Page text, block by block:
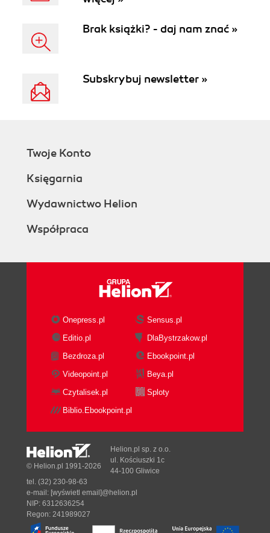
Brak książki? - daj nam znać »
Subskrybuj newsletter »
Twoje Konto
Księgarnia
Wydawnictwo Helion
Współpraca
Onepress.pl
Sensus.pl
Editio.pl
DlaBystrzakow.pl
Bezdroza.pl
Ebookpoint.pl
Videopoint.pl
Beya.pl
Czytalisek.pl
Sploty
Biblio.Ebookpoint.pl
© Helion.pl 1991-2026
Helion.pl sp. z o.o.
ul. Kościuszki 1c
44-100 Gliwice
tel. (32) 230-98-63
e-mail: [wyświetl email]@helion.pl
NIP: 6312636254
Regon: 241989027